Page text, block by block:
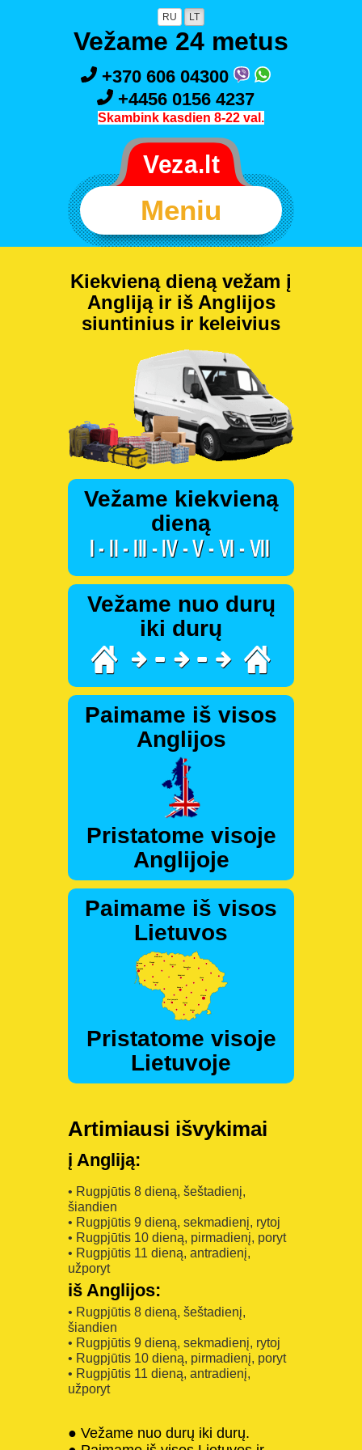
RU LT
Vežame 24 metus
+370 606 04300
+4456 0156 4237
Skambink kasdien 8-22 val.
Meniu
Kiekvieną dieną vežam į
Angliją ir iš Anglijos
siuntinius ir keleivius
Vežame kiekvieną
dieną
Vežame nuo durų
iki durų
Paimame iš visos
Anglijos
Pristatome visoje
Anglijoje
Paimame iš visos
Lietuvos
Pristatome visoje
Lietuvoje
Artimiausi išvykimai
į Angliją:
• Rugpjūtis 8 dieną, šeštadienį,
šiandien
• Rugpjūtis 9 dieną, sekmadienį, rytoj
• Rugpjūtis 10 dieną, pirmadienį, poryt
• Rugpjūtis 11 dieną, antradienį,
užporyt
iš Anglijos:
• Rugpjūtis 8 dieną, šeštadienį,
šiandien
• Rugpjūtis 9 dieną, sekmadienį, rytoj
• Rugpjūtis 10 dieną, pirmadienį, poryt
• Rugpjūtis 11 dieną, antradienį,
užporyt
● Vežame nuo durų iki durų.